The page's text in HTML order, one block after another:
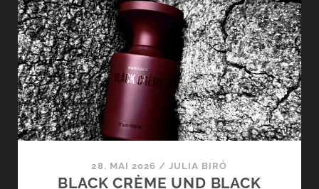
MASAKÏ
MATSUSHÏMA
–
SOMMER
IN
PASTELL
28. MAI 2026 /JULIA BIRÓ
BLACK CRÈME UND BLACK